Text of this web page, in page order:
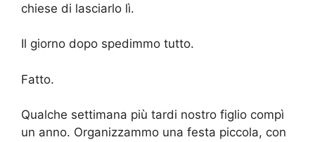
chiese di lasciarlo lì.
Il giorno dopo spedimmo tutto.
Fatto.
Qualche settimana più tardi nostro figlio compì
un anno. Organizzammo una festa piccola, con